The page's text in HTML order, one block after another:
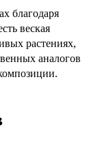
благодаря
веская
растениях,
аналогов